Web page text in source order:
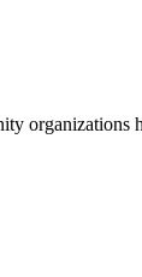
organizations